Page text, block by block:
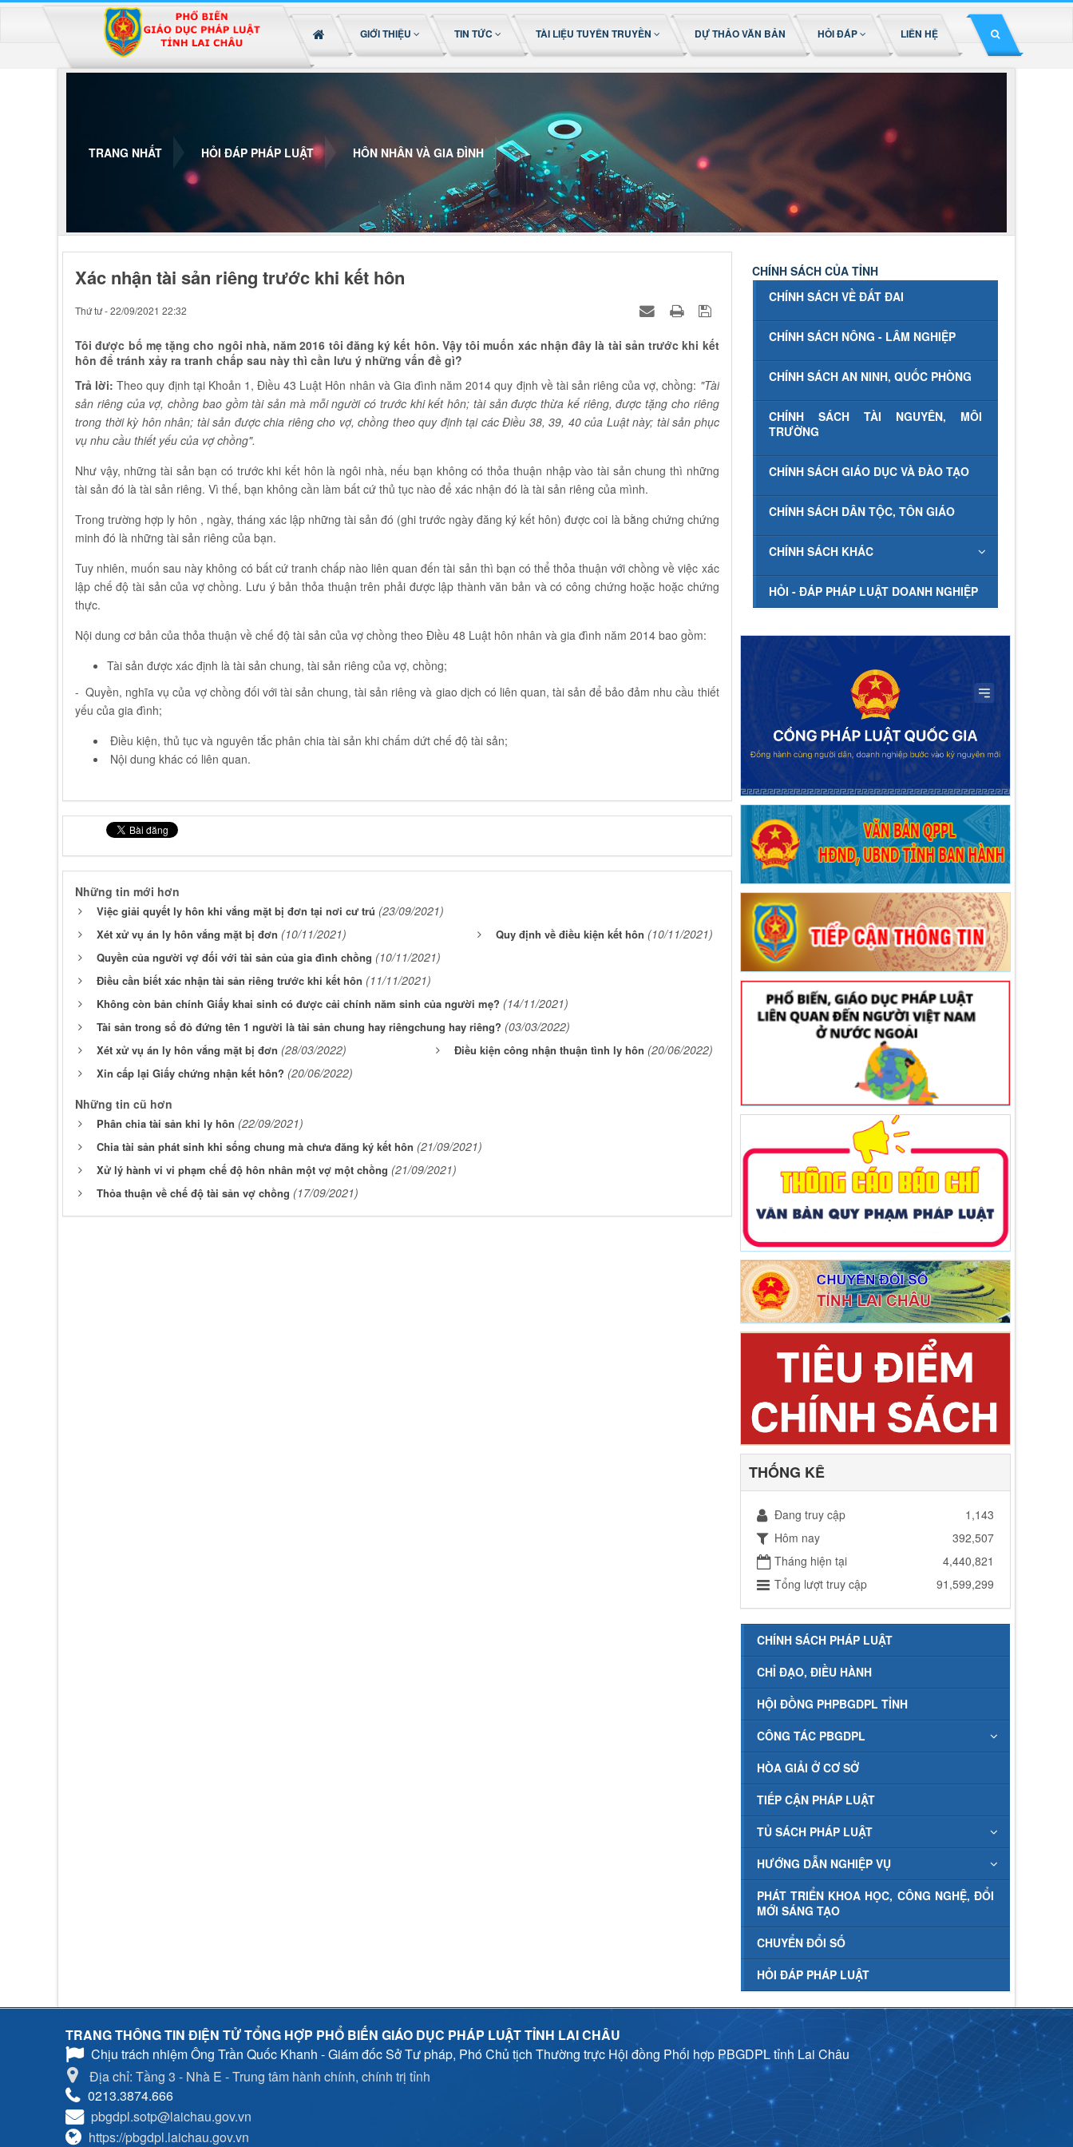
GIỚI THIỆU TIN TỨC TÀI LIỆU TUYÊN TRUYỀN DỰ THẢO VĂN BẢN HỎI ĐÁP LIÊN HỆ
TRANG NHẤT HỎI ĐÁP PHÁP LUẬT HÔN NHÂN VÀ GIA ĐÌNH
Xác nhận tài sản riêng trước khi kết hôn
Thứ tư - 22/09/2021 22:32
Tôi được bố mẹ tặng cho ngôi nhà, năm 2016 tôi đăng ký kết hôn. Vậy tôi muốn xác nhận đây là tài sản trước khi kết
hôn để tránh xảy ra tranh chấp sau này thì cần lưu ý những vấn đề gì?
Trả lời: Theo quy định tại Khoản 1, Điều 43 Luật Hôn nhân và Gia đình năm 2014 quy định về tài sản riêng của vợ, chồng: "Tài
sản riêng của vợ, chồng bao gồm tài sản mà mỗi người có trước khi kết hôn; tài sản được thừa kế riêng, được tặng cho riêng
trong thời kỳ hôn nhân; tài sản được chia riêng cho vợ, chồng theo quy định tại các Điều 38, 39, 40 của Luật này; tài sản phục
vụ nhu cầu thiết yếu của vợ chồng".
Như vậy, những tài sản bạn có trước khi kết hôn là ngôi nhà, nếu bạn không có thỏa thuận nhập vào tài sản chung thì những
tài sản đó là tài sản riêng. Vì thế, bạn không cần làm bất cứ thủ tục nào để xác nhận đó là tài sản riêng của mình.
Trong trường hợp ly hôn , ngày, tháng xác lập những tài sản đó (ghi trước ngày đăng ký kết hôn) được coi là bằng chứng chứng
minh đó là những tài sản riêng của bạn.
Tuy nhiên, muốn sau này không có bất cứ tranh chấp nào liên quan đến tài sản thì bạn có thể thỏa thuận với chồng về việc xác
lập chế độ tài sản của vợ chồng. Lưu ý bản thỏa thuận trên phải được lập thành văn bản và có công chứng hoặc hoặc chứng
thực.
Nội dung cơ bản của thỏa thuận về chế độ tài sản của vợ chồng theo Điều 48 Luật hôn nhân và gia đình năm 2014 bao gồm:
Tài sản được xác định là tài sản chung, tài sản riêng của vợ, chồng;
- Quyền, nghĩa vụ của vợ chồng đối với tài sản chung, tài sản riêng và giao dịch có liên quan, tài sản để bảo đảm nhu cầu thiết
yếu của gia đình;
Điều kiện, thủ tục và nguyên tắc phân chia tài sản khi chấm dứt chế độ tài sản;
Nội dung khác có liên quan.
Những tin mới hơn
Việc giải quyết ly hôn khi vắng mặt bị đơn tại nơi cư trú (23/09/2021)
Xét xử vụ án ly hôn vắng mặt bị đơn (10/11/2021) Quy định về điều kiện kết hôn (10/11/2021)
Quyền của người vợ đối với tài sản của gia đình chồng (10/11/2021)
Điều cần biết xác nhận tài sản riêng trước khi kết hôn (11/11/2021)
Không còn bản chính Giấy khai sinh có được cải chính năm sinh của người mẹ? (14/11/2021)
Tài sản trong sổ đỏ đứng tên 1 người là tài sản chung hay riêngchung hay riêng? (03/03/2022)
Xét xử vụ án ly hôn vắng mặt bị đơn (28/03/2022) Điều kiện công nhận thuận tình ly hôn (20/06/2022)
Xin cấp lại Giấy chứng nhận kết hôn? (20/06/2022)
Những tin cũ hơn
Phân chia tài sản khi ly hôn (22/09/2021)
Chia tài sản phát sinh khi sống chung mà chưa đăng ký kết hôn (21/09/2021)
Xử lý hành vi vi phạm chế độ hôn nhân một vợ một chồng (21/09/2021)
Thỏa thuận về chế độ tài sản vợ chồng (17/09/2021)
CHÍNH SÁCH CỦA TỈNH
CHÍNH SÁCH VỀ ĐẤT ĐAI
CHÍNH SÁCH NÔNG - LÂM NGHIỆP
CHÍNH SÁCH AN NINH, QUỐC PHÒNG
CHÍNH SÁCH TÀI NGUYÊN, MÔI
TRƯỜNG
CHÍNH SÁCH GIÁO DỤC VÀ ĐÀO TẠO
CHÍNH SÁCH DÂN TỘC, TÔN GIÁO
CHÍNH SÁCH KHÁC
HỎI - ĐÁP PHÁP LUẬT DOANH NGHIỆP
THỐNG KÊ
Đang truy cập
1,143
Hôm nay
392,507
Tháng hiện tại
4,440,821
Tổng lượt truy cập
91,599,299
CHÍNH SÁCH PHÁP LUẬT
CHỈ ĐẠO, ĐIỀU HÀNH
HỘI ĐỒNG PHPBGDPL TỈNH
CÔNG TÁC PBGDPL
HÒA GIẢI Ở CƠ SỞ
TIẾP CẬN PHÁP LUẬT
TỦ SÁCH PHÁP LUẬT
HƯỚNG DẪN NGHIỆP VỤ
PHÁT TRIỂN KHOA HỌC, CÔNG NGHỆ, ĐỔI
MỚI SÁNG TẠO
CHUYỂN ĐỔI SỐ
HỎI ĐÁP PHÁP LUẬT
TRANG THÔNG TIN ĐIỆN TỬ TỔNG HỢP PHỔ BIẾN GIÁO DỤC PHÁP LUẬT TỈNH LAI CHÂU
Chịu trách nhiệmÔng Trần Quốc Khanh - Giám đốc Sở Tư pháp, Phó Chủ tịch Thường trực Hội đồng Phối hợp PBGDPL tỉnh Lai Châu
Địa chỉ: Tầng 3 - Nhà E - Trung tâm hành chính, chính trị tỉnh
0213.3874.666
pbgdpl.sotp@laichau.gov.vn
https://pbgdpl.laichau.gov.vn
Đã kết nối EMC